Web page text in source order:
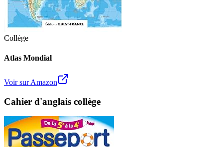
Collège
Atlas Mondial
Voir sur Amazon
Cahier d'anglais collège